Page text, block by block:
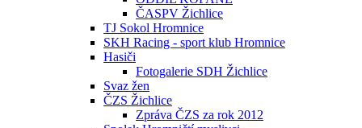
ČASPV Žichlice
TJ Sokol Hromnice
SKH Racing - sport klub Hromnice
Hasiči
Fotogalerie SDH Žichlice
Svaz žen
ČZS Žichlice
Zpráva ČZS za rok 2012